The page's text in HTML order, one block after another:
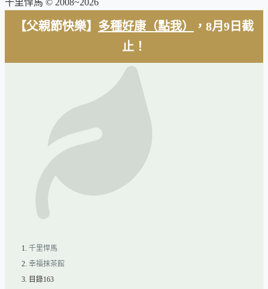
千里悍馬 © 2008~2026
【父親節快樂】 多種好康（點我）
，8月9日截
止！
千里悍馬
幸福抹茶館
目錄163